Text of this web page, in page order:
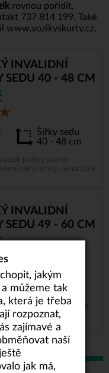
rovnou pořídit,
737 814 199. Také
www.vozikyskurty.cz.
INVALIDNÍ
SEDU 40 - 48 CM
Šířky sedu
40 - 48 cm
vozík je díky svému
rámu lehký, nenáročný
INVALIDNÍ
SEDU 49 - 60 CM
Šířky sedu
49 - 60 cm
invalidní vozík
pro dosažení optimální
jakým
můžeme tak
která je třeba
rozpoznat,
zajímavé a
naší
jak má,